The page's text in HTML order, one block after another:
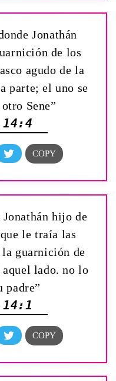
Jonathán
de los
agudo de la
parte; el uno se
Sene”
14:4
hijo de
le traía las
la guarnición de
lado. no lo
padre”
14:1